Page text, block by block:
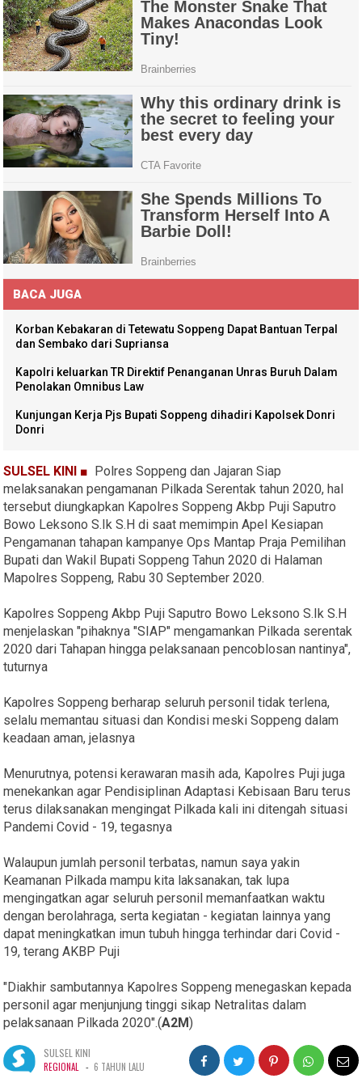
BACA JUGA
Korban Kebakaran di Tetewatu Soppeng Dapat Bantuan Terpal
dan Sembako dari Supriansa
Kapolri keluarkan TR Direktif Penanganan Unras Buruh Dalam
Penolakan Omnibus Law
Kunjungan Kerja Pjs Bupati Soppeng dihadiri Kapolsek Donri
Donri
SULSEL KINI ■ Polres Soppeng dan Jajaran Siap
melaksanakan pengamanan Pilkada Serentak tahun 2020, hal
tersebut diungkapkan Kapolres Soppeng Akbp Puji Saputro
Bowo Leksono S.Ik S.H di saat memimpin Apel Kesiapan
Pengamanan tahapan kampanye Ops Mantap Praja Pemilihan
Bupati dan Wakil Bupati Soppeng Tahun 2020 di Halaman
Mapolres Soppeng, Rabu 30 September 2020.
Kapolres Soppeng Akbp Puji Saputro Bowo Leksono S.Ik S.H
menjelaskan "pihaknya "SIAP" mengamankan Pilkada serentak
2020 dari Tahapan hingga pelaksanaan pencoblosan nantinya",
tuturnya
Kapolres Soppeng berharap seluruh personil tidak terlena,
selalu memantau situasi dan Kondisi meski Soppeng dalam
keadaan aman, jelasnya
Menurutnya, potensi kerawaran masih ada, Kapolres Puji juga
menekankan agar Pendisiplinan Adaptasi Kebisaan Baru terus
terus dilaksanakan mengingat Pilkada kali ini ditengah situasi
Pandemi Covid - 19, tegasnya
Walaupun jumlah personil terbatas, namun saya yakin
Keamanan Pilkada mampu kita laksanakan, tak lupa
mengingatkan agar seluruh personil memanfaatkan waktu
dengan berolahraga, serta kegiatan - kegiatan lainnya yang
dapat meningkatkan imun tubuh hingga terhindar dari Covid -
19, terang AKBP Puji
"Diakhir sambutannya Kapolres Soppeng menegaskan kepada
personil agar menjunjung tinggi sikap Netralitas dalam
pelaksanaan Pilkada 2020".(A2M)
SULSEL KINI
REGIONAL - 6 TAHUN LALU